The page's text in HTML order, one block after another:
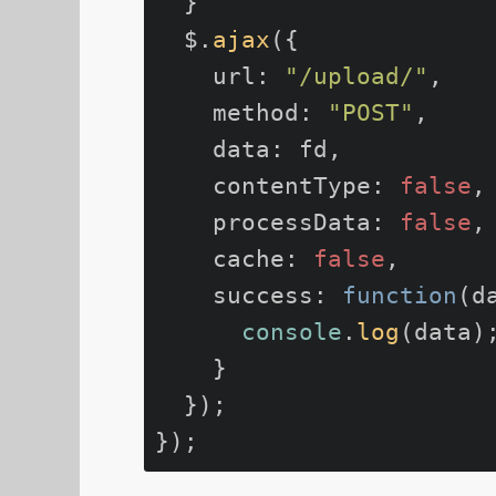
  $.
ajax ({
url : "/upload/" ,
method : "POST" ,
data : fd,
contentType : false ,
processData : false ,
cache : false ,
success : function (
console . log (data);
    }
  });